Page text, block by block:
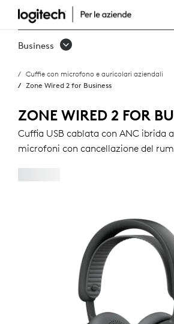
ZONE
WIRED
FOR
BUSINESS
Business
Cuffie con microfono e auricolari aziendali
Zone Wired 2 for Business
ZONE WIRED 2 FOR
Cuffia USB cablata con ANC ibrida
microfoni con cancellazione del